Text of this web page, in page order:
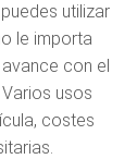
utilizar
le importa
con el
usos
costes